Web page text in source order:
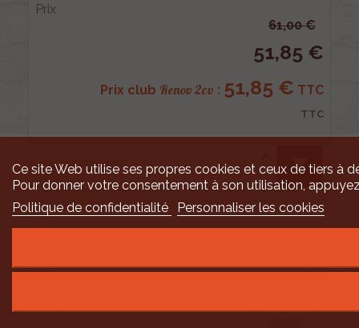
61,00 €
51,85 €
Prix club Renov 2cv : 51,85 € TTC
TTC
shopping_cart
000802
Ce site Web utilise ses propres cookies et ceux de tiers à
Pour donner votre consentement à son utilisation,
Politique de confidentialité
Personnaliser les cookies